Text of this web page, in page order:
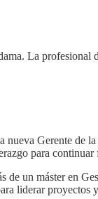
La profesional
Gerente de
para
un máster en
liderar